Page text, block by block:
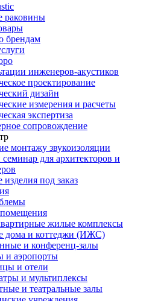
раковины
брендам
инженеров-акустиков
проектирование
дизайн
измерения и расчеты
экспертиза
сопровождение
монтажу звукоизоляции
для архитекторов и
изделия под заказ
жилые комплексы
дома и коттеджи (ИЖС)
и конференц-залы
и аэропорты
и отели
и мультиплексы
и театральные залы